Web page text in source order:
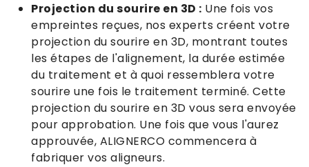
Projection du sourire en 3D : Une fois vos
empreintes reçues, nos experts créent votre
projection du sourire en 3D, montrant toutes
les étapes de l'alignement, la durée estimée
du traitement et à quoi ressemblera votre
sourire une fois le traitement terminé. Cette
projection du sourire en 3D vous sera envoyée
pour approbation. Une fois que vous l'aurez
approuvée, ALIGNERCO commencera à
fabriquer vos aligneurs.